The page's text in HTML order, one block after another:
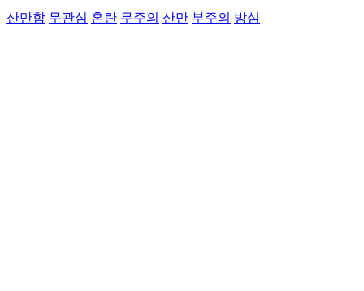
산만함 무관심 혼란 무주의 산만 부주의 방심